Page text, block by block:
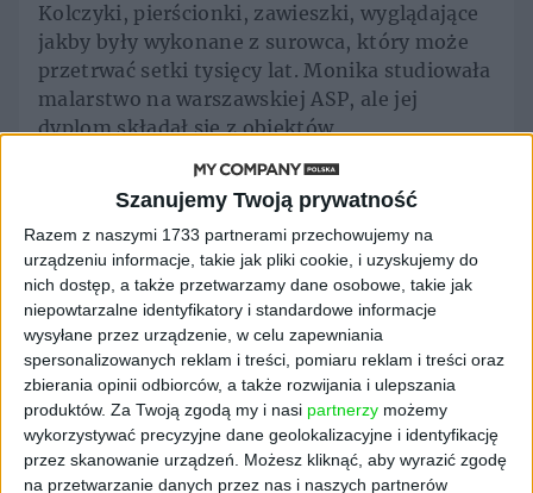
Szanujemy Twoją prywatność
Razem z naszymi 1733 partnerami przechowujemy na
urządzeniu informacje, takie jak pliki cookie, i uzyskujemy do
nich dostęp, a także przetwarzamy dane osobowe, takie jak
niepowtarzalne identyfikatory i standardowe informacje
wysyłane przez urządzenie, w celu zapewniania
spersonalizowanych reklam i treści, pomiaru reklam i treści oraz
zbierania opinii odbiorców, a także rozwijania i ulepszania
produktów. Za Twoją zgodą my i nasi partnerzy możemy
wykorzystywać precyzyjne dane geolokalizacyjne i identyfikację
przez skanowanie urządzeń. Możesz kliknąć, aby wyrazić zgodę
na przetwarzanie danych przez nas i naszych partnerów
Kolczyki, pierścionki, zawieszki, wyglądające
jakby były wykonane z surowca, który może
przetrwać setki tysięcy lat. Monika studiowała
malarstwo na warszawskiej ASP, ale jej
dyplom składał się z obiektów
wykorzystaniem metalu. – Chciałam tworzyć
przedmioty bliskie ciału takie, z którymi
można by nawiązać intymną relację. Stąd być
może moje zainteresowanie biżuterią, o której
myślę w kategoriach małych obiektów
rzeźbiarskich, przedmiotów na granicy sztuki
i użytkowości – mówi autorka.
Nad kolekcją „Archive” pracowała w sposób,
w jaki pracuje się nad obrazem czy rzeźbą. –
Szukałam tematu, który mnie porusza i tak